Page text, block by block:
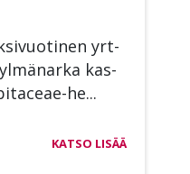
yrt­
kas­
he...
KATSO LISÄÄ